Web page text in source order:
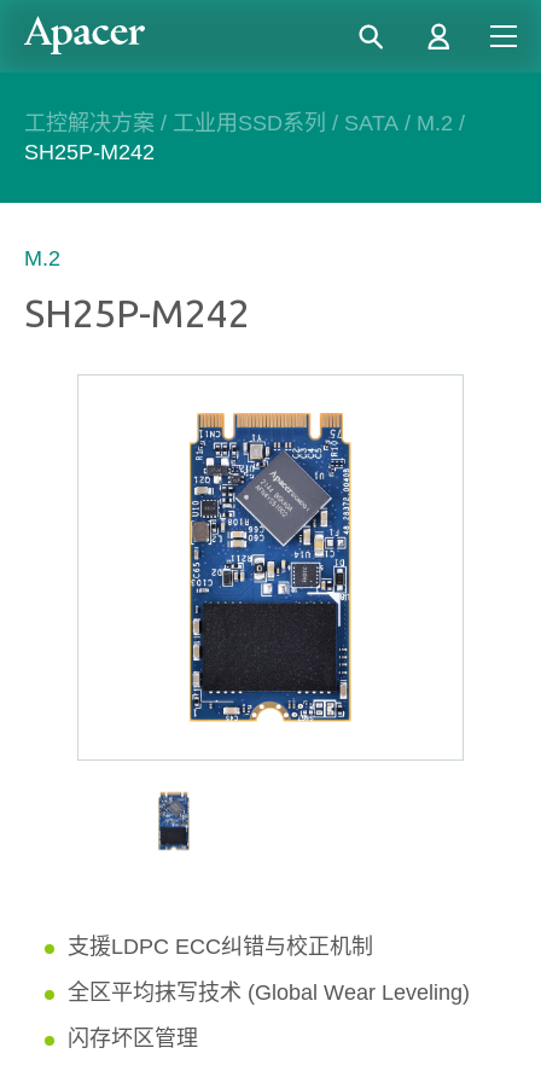
工控解决方案 / 工业用SSD系列 / SATA / M.2 /
SH25P-M242
M.2
SH25P-M242
支援LDPC ECC纠错与校正机制
全区平均抹写技术 (Global Wear Leveling)
闪存坏区管理